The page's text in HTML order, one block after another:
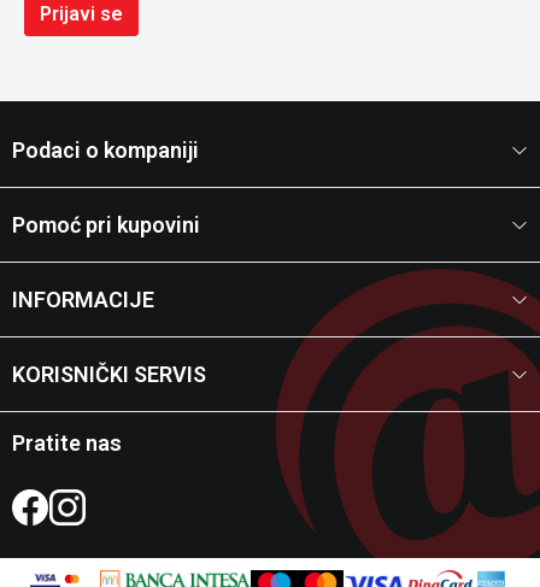
Prijavi se
Podaci o kompaniji
Pomoć pri kupovini
INFORMACIJE
KORISNIČKI SERVIS
Pratite nas